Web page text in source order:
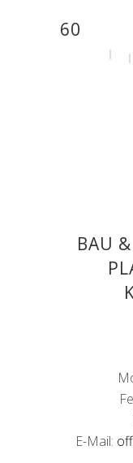
60
BAU
E-Mail: